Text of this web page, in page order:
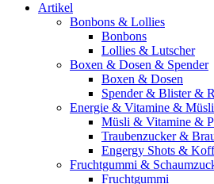
Artikel
Bonbons & Lollies
Bonbons
Lollies & Lutscher
Boxen & Dosen & Spender
Boxen & Dosen
Spender & Blister &
Energie & Vitamine &
Müsli & Vitamine &
Traubenzucker &
Engergy Shots &
Fruchtgummi &
Fruchtgummi